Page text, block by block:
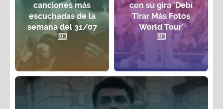
canciones más
escuchadas de la
semana del 31/07
con su gira 'Debí
Tirar Más Fotos
World Tour'